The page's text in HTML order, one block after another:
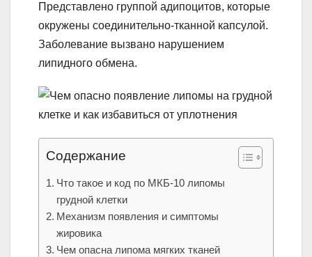
Представлено группой адипоцитов, которые
окружены соединительно-тканной капсулой.
Заболевание вызвано нарушением
липидного обмена.
Содержание
Что такое и код по МКБ-10 липомы
грудной клетки
Механизм появления и симптомы
жировика
Чем опасна липома мягких тканей